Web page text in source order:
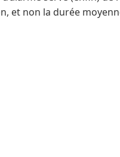
et non la durée